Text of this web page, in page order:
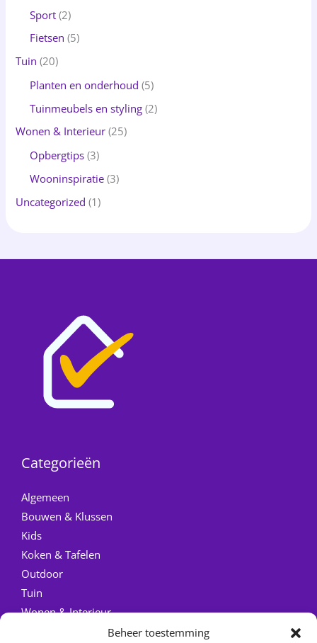
Beheer toestemming
Sport (2)
Fietsen (5)
Tuin (20)
Planten en onderhoud (5)
Tuinmeubels en styling (2)
Wonen & Interieur (25)
Opbergtips (3)
Wooninspiratie (3)
Uncategorized (1)
Categorieën
Algemeen
Bouwen & Klussen
Kids
Koken & Tafelen
Outdoor
Tuin
Wonen & Interieur